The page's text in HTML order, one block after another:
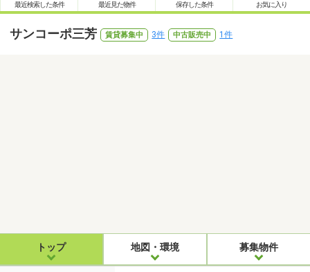
最近検索した条件 最近見た物件 保存した条件 お気に入り
サンコーポ三芳 賃貸募集中 3件 中古販売中 1件
トップ 地図・環境 募集物件